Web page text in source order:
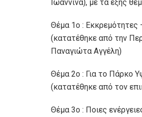
Ιωάννινα), με τα εξής
Θέμα 1ο : Εκκρεμότητες
(κατατέθηκε από την
Παναγιώτα Αγγέλη)
Θέμα 2ο : Για το Πάρκο
(κατατέθηκε από τον
Θέμα 3ο : Ποιες